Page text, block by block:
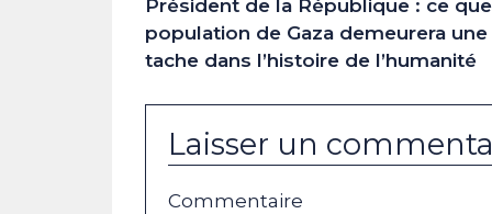
Président de la République : ce
population de Gaza demeurera une
tache dans l’histoire de l’humanité
Laisser un
Commentaire